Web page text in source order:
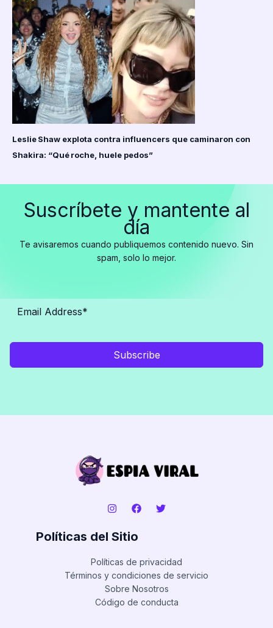
Leslie Shaw explota contra influencers que caminaron con
Shakira: “Qué roche, huele pedos”
Suscríbete y mantente al
día
Te avisaremos cuando publiquemos contenido nuevo. Sin
spam, solo lo mejor.
Subscribe
Políticas del Sitio
Políticas de privacidad
Términos y condiciones de servicio
Sobre Nosotros
Código de conducta